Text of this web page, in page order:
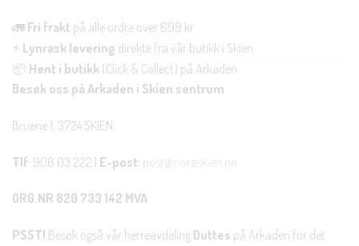
🚛 Fri frakt på alle ordre over 699 kr.
⚡ Lynrask levering direkte fra vår butikk i Skien.
📦 Hent i butikk (Click & Collect) på Arkaden.
Besøk oss på Arkaden i Skien sentrum
Bruene 1, 3724 SKIEN
Tlf: 908 03 222 | E-post: post@noraskien.no
ORG.NR 820 733 142 MVA
PSST! Besøk også vår herreavdeling Duttes på Arkaden for det